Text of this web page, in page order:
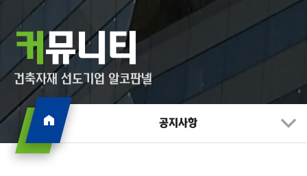
커뮤니티
건축자재 선도기업 알코판넬
공지사항